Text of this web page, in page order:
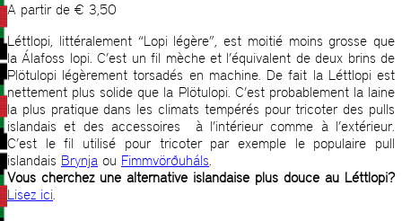
A partir de € 3,50
Léttlopi, littéralement “Lopi légère”, est moitié moins grosse que
la Álafoss lopi. C’est un fil mèche et l’équivalent de deux brins de
Plötulopi légèrement torsadés en machine. De fait la Léttlopi est
nettement plus solide que la Plötulopi. C’est probablement la laine
la plus pratique dans les climats tempérés pour tricoter des pulls
islandais et des accessoires à l’intérieur comme à l’extérieur.
C’est le fil utilisé pour tricoter par exemple le populaire pull
islandais Brynja ou Fimmvörðuháls.
Vous cherchez une alternative islandaise plus douce au Léttlopi?
Lisez ici.